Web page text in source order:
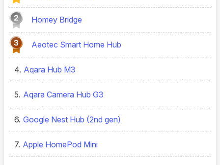
Homey Bridge
Aeotec Smart Home Hub
4. Aqara Hub M3
5. Aqara Camera Hub G3
6. Google Nest Hub (2nd gen)
7. Apple HomePod Mini